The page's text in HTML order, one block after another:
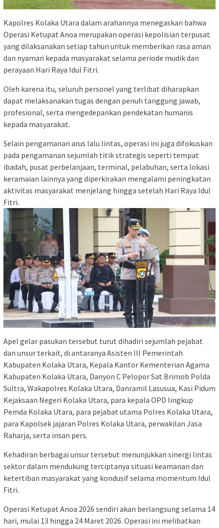
Kapolres Kolaka Utara dalam arahannya menegaskan bahwa
Operasi Ketupat Anoa merupakan operasi kepolisian terpusat
yang dilaksanakan setiap tahun untuk memberikan rasa aman
dan nyaman kepada masyarakat selama periode mudik dan
perayaan Hari Raya Idul Fitri.
Oleh karena itu, seluruh personel yang terlibat diharapkan
dapat melaksanakan tugas dengan penuh tanggung jawab,
profesional, serta mengedepankan pendekatan humanis
kepada masyarakat.
Selain pengamanan arus lalu lintas, operasi ini juga difokuskan
pada pengamanan sejumlah titik strategis seperti tempat
ibadah, pusat perbelanjaan, terminal, pelabuhan, serta lokasi
keramaian lainnya yang diperkirakan mengalami peningkatan
aktivitas masyarakat menjelang hingga setelah Hari Raya Idul
Fitri.
Apel gelar pasukan tersebut turut dihadiri sejumlah pejabat
dan unsur terkait, di antaranya Asisten III Pemerintah
Kabupaten Kolaka Utara, Kepala Kantor Kementerian Agama
Kabupaten Kolaka Utara, Danyon C Pelopor Sat Brimob Polda
Sultra, Wakapolres Kolaka Utara, Danramil Lasusua, Kasi Pidum
Kejaksaan Negeri Kolaka Utara, para kepala OPD lingkup
Pemda Kolaka Utara, para pejabat utama Polres Kolaka Utara,
para Kapolsek jajaran Polres Kolaka Utara, perwakilan Jasa
Raharja, serta insan pers.
Kehadiran berbagai unsur tersebut menunjukkan sinergi lintas
sektor dalam mendukung terciptanya situasi keamanan dan
ketertiban masyarakat yang kondusif selama momentum Idul
Fitri.
Operasi Ketupat Anoa 2026 sendiri akan berlangsung selama 14
hari, mulai 13 hingga 24 Maret 2026. Operasi ini melibatkan